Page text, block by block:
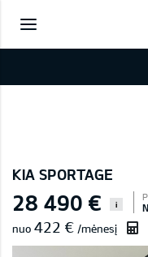
KIA SPORTAGE
28 490 € i
nuo 422 € /mėnesį